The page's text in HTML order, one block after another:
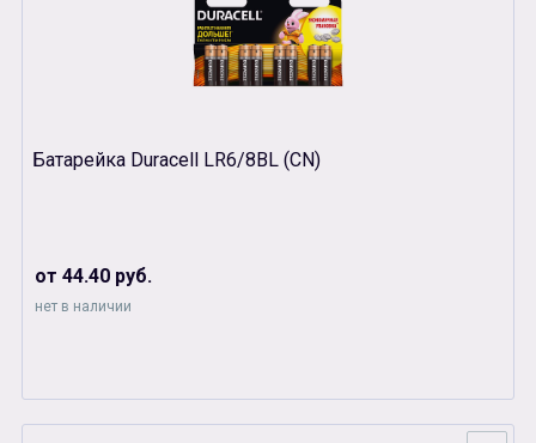
Батарейка Duracell LR6/8BL (CN)
от 44.40 руб.
нет в наличии